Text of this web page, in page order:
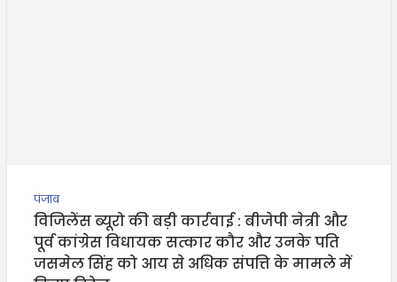
पंजाब
विजिलेंस ब्यूरो की बड़ी कार्रवाई : बीजेपी नेत्री और
पूर्व कांग्रेस विधायक सत्कार कौर और उनके पति
जसमेल सिंह को आय से अधिक संपत्ति के मामले में